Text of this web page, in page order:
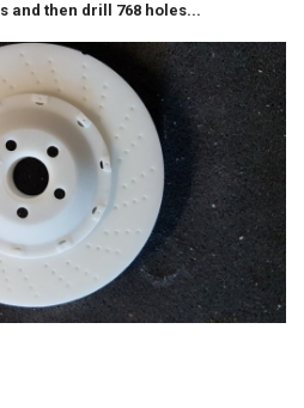
and then drill 768 holes...